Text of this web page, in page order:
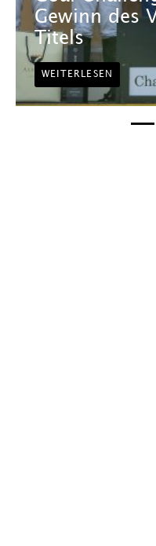
Gewinn des
Titels
WEITERLESEN